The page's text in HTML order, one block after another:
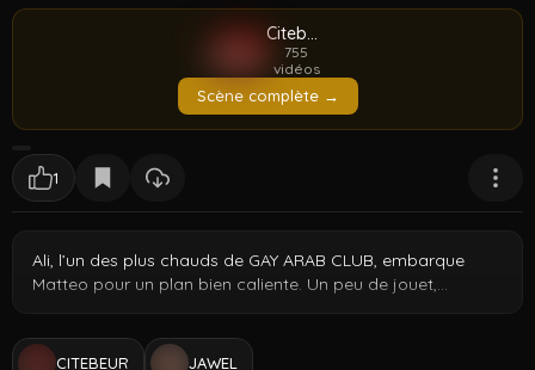
Citebeur
755
vidéos
Scène complète →
1
Ali, l’un des plus chauds de GAY ARAB CLUB, embarque
Matteo pour un plan bien caliente. Un peu de jouet,
CITEBEUR JAWEL